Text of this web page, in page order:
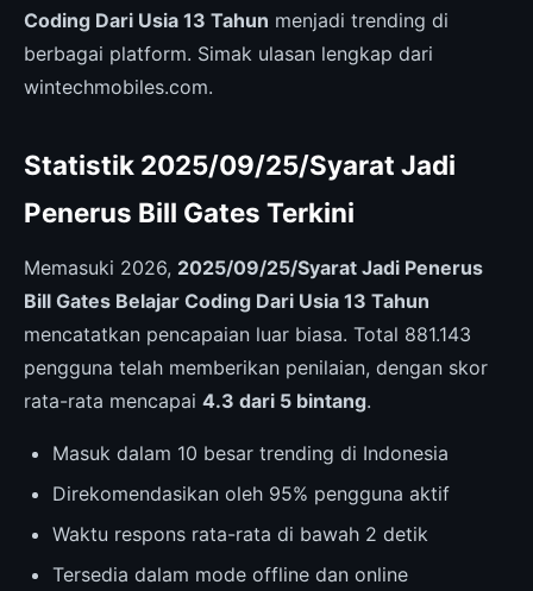
Coding Dari Usia 13 Tahun menjadi trending di
berbagai platform. Simak ulasan lengkap dari
wintechmobiles.com.
Statistik 2025/09/25/Syarat Jadi
Penerus Bill Gates Terkini
Memasuki 2026, 2025/09/25/Syarat Jadi Penerus
Bill Gates Belajar Coding Dari Usia 13 Tahun
mencatatkan pencapaian luar biasa. Total 881.143
pengguna telah memberikan penilaian, dengan skor
rata-rata mencapai 4.3 dari 5 bintang.
Masuk dalam 10 besar trending di Indonesia
Direkomendasikan oleh 95% pengguna aktif
Waktu respons rata-rata di bawah 2 detik
Tersedia dalam mode offline dan online